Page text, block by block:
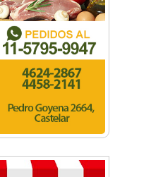
127 años con un
30 años del
del Colegio San José de
de vecinos corrieron
llega la primera edición
Castelar